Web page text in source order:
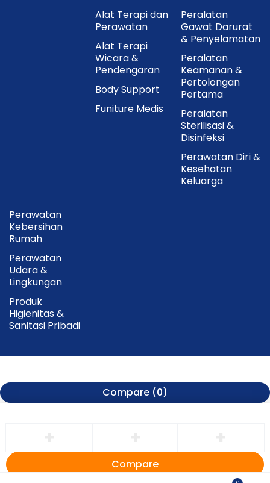
Alat Terapi dan
Perawatan
Alat Terapi
Wicara &
Pendengaran
Body Support
Funiture Medis
Peralatan
Gawat Darurat
& Penyelamatan
Peralatan
Keamanan &
Pertolongan
Pertama
Peralatan
Sterilisasi &
Disinfeksi
Perawatan Diri &
Kesehatan
Keluarga
Perawatan
Kebersihan
Rumah
Perawatan
Udara &
Lingkungan
Produk
Higienitas &
Sanitasi Pribadi
Compare (0)
Compare